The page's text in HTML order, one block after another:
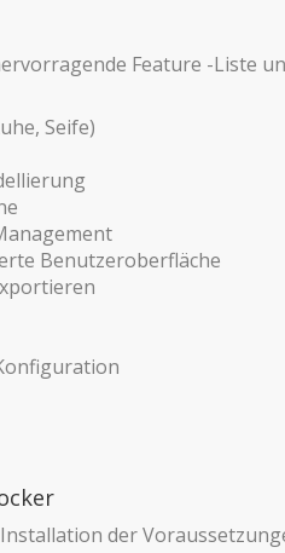
Feature -Liste
Seife)
Benutzeroberfläche
der